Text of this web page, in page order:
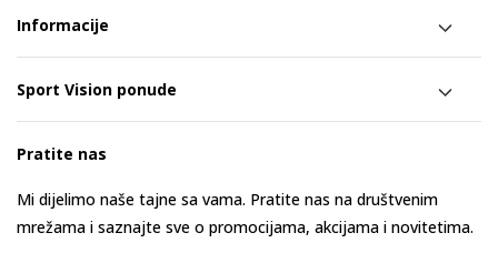
Informacije
Sport Vision ponude
Pratite nas
Mi dijelimo naše tajne sa vama. Pratite nas na društvenim
mrežama i saznajte sve o promocijama, akcijama i novitetima.